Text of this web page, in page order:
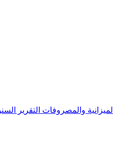
الميزانية والمصروفات التقرير